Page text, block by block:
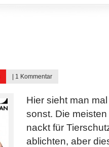
1 Kommentar
Hier sieht man
sonst. Die
nackt für
ablichten, aber